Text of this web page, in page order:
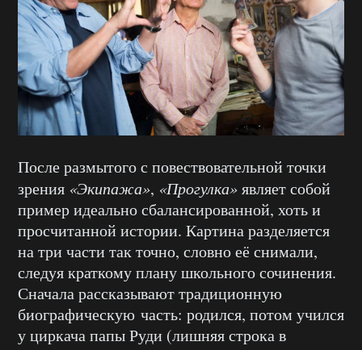
После размытого с повествовательной точки
зрения «Экипажа», «Прогулка»являет собой
пример идеально сбалансированной, хоть и
просчитанной истории. Картина разделяется
на три части так точно, словно её снимали,
следуя краткому плану школьного сочинения.
Сначала рассказывают традиционную
биографическую часть: родился, потом учился
у циркача папы Руди (лишняя строка в